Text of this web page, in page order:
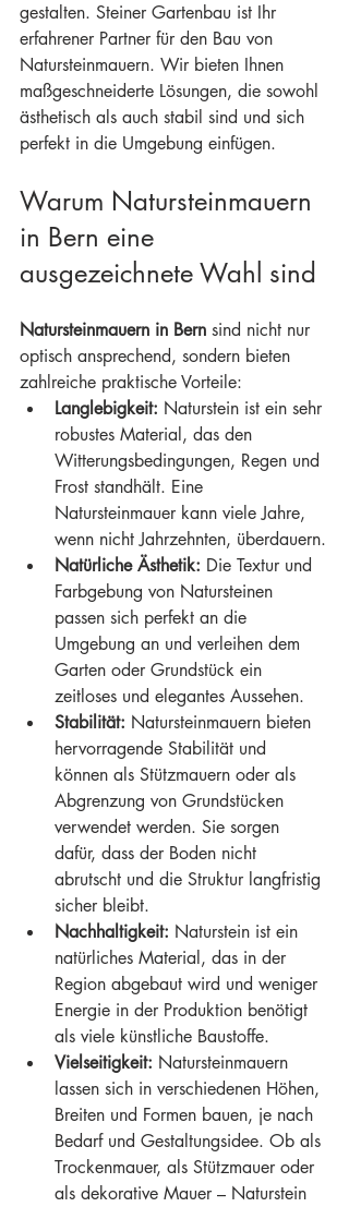
gestalten. Steiner Gartenbau ist Ihr
erfahrener Partner für den Bau von
Natursteinmauern. Wir bieten Ihnen
maßgeschneiderte Lösungen, die sowohl
ästhetisch als auch stabil sind und sich
perfekt in die Umgebung einfügen.
Warum Natursteinmauern
in Bern eine
ausgezeichnete Wahl sind
Natursteinmauern in Bern sind nicht nur
optisch ansprechend, sondern bieten
zahlreiche praktische Vorteile:
Langlebigkeit: Naturstein ist ein sehr
robustes Material, das den
Witterungsbedingungen, Regen und
Frost standhält. Eine
Natursteinmauer kann viele Jahre,
wenn nicht Jahrzehnten, überdauern.
Natürliche Ästhetik: Die Textur und
Farbgebung von Natursteinen
passen sich perfekt an die
Umgebung an und verleihen dem
Garten oder Grundstück ein
zeitloses und elegantes Aussehen.
Stabilität: Natursteinmauern bieten
hervorragende Stabilität und
können als Stützmauern oder als
Abgrenzung von Grundstücken
verwendet werden. Sie sorgen
dafür, dass der Boden nicht
abrutscht und die Struktur langfristig
sicher bleibt.
Nachhaltigkeit: Naturstein ist ein
natürliches Material, das in der
Region abgebaut wird und weniger
Energie in der Produktion benötigt
als viele künstliche Baustoffe.
Vielseitigkeit: Natursteinmauern
lassen sich in verschiedenen Höhen,
Breiten und Formen bauen, je nach
Bedarf und Gestaltungsidee. Ob als
Trockenmauer, als Stützmauer oder
als dekorative Mauer – Naturstein